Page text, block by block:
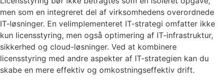
men som en integreret del af virksomhedens overordnede
IT-løsninger. En velimplementeret IT-strategi omfatter ikke
kun licensstyring, men også optimering af IT-infrastruktur,
sikkerhed og cloud-løsninger. Ved at kombinere
licensstyring med andre aspekter af IT-strategien kan du
skabe en mere effektiv og omkostningseffektiv drift.